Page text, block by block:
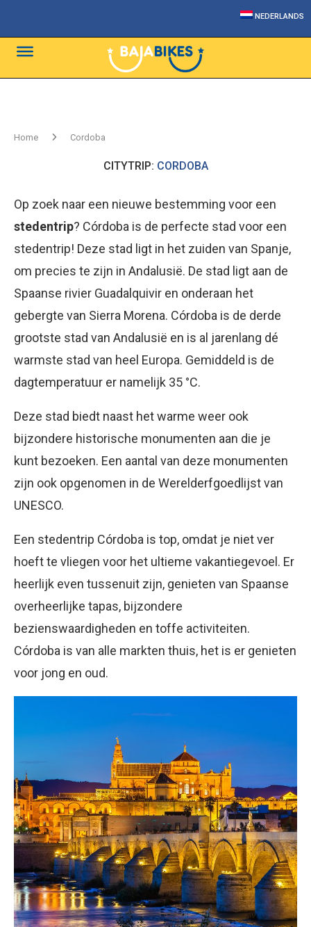
NEDERLANDS
Home Cordoba
CITYTRIP: CORDOBA
Op zoek naar een nieuwe bestemming voor een
stedentrip? Córdoba is de perfecte stad voor een
stedentrip! Deze stad ligt in het zuiden van Spanje,
om precies te zijn in Andalusië. De stad ligt aan de
Spaanse rivier Guadalquivir en onderaan het
gebergte van Sierra Morena. Córdoba is de derde
grootste stad van Andalusië en is al jarenlang dé
warmste stad van heel Europa. Gemiddeld is de
dagtemperatuur er namelijk 35 °C.
Deze stad biedt naast het warme weer ook
bijzondere historische monumenten aan die je
kunt bezoeken. Een aantal van deze monumenten
zijn ook opgenomen in de Werelderfgoedlijst van
UNESCO.
Een stedentrip Córdoba is top, omdat je niet ver
hoeft te vliegen voor het ultieme vakantiegevoel. Er
heerlijk even tussenuit zijn, genieten van Spaanse
overheerlijke tapas, bijzondere
bezienswaardigheden en toffe activiteiten.
Córdoba is van alle markten thuis, het is er genieten
voor jong en oud.